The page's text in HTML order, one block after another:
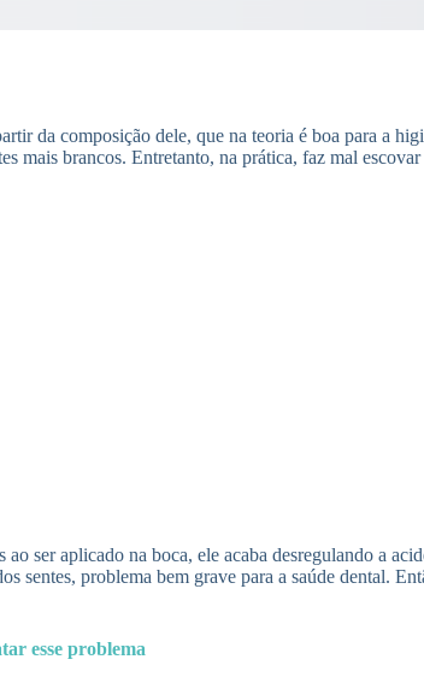
da composição dele, que na teoria é boa para a
mais brancos. Entretanto, na prática, faz mal
ser aplicado na boca, ele acaba desregulando a
sentes, problema bem grave para a saúde dental.
esse problema